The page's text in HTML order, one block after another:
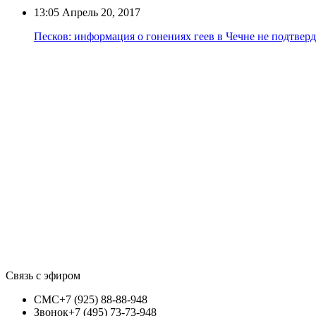
13:05 Апрель 20, 2017
Песков: информация о гонениях геев в Чечне не
Связь с эфиром
СМС+7 (925) 88-88-948
Звонок+7 (495) 73-73-948